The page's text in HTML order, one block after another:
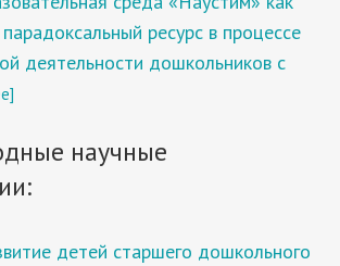
ресурс в процессе
деятельности дошкольников с
научные
детей старшего дошкольного